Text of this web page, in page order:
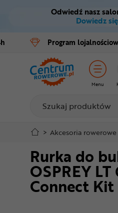
Menu
Informacje o
Szczegółowe
Stopka
Mapa
Odwiedź nasz
Dowiedz
Program
Menu
Rowery
E-bike
Części
Akcesoria
Odzież
Kaski
Buty
> Akcesoria rowerowe
Rurka do
OSPREY
Connect Kit